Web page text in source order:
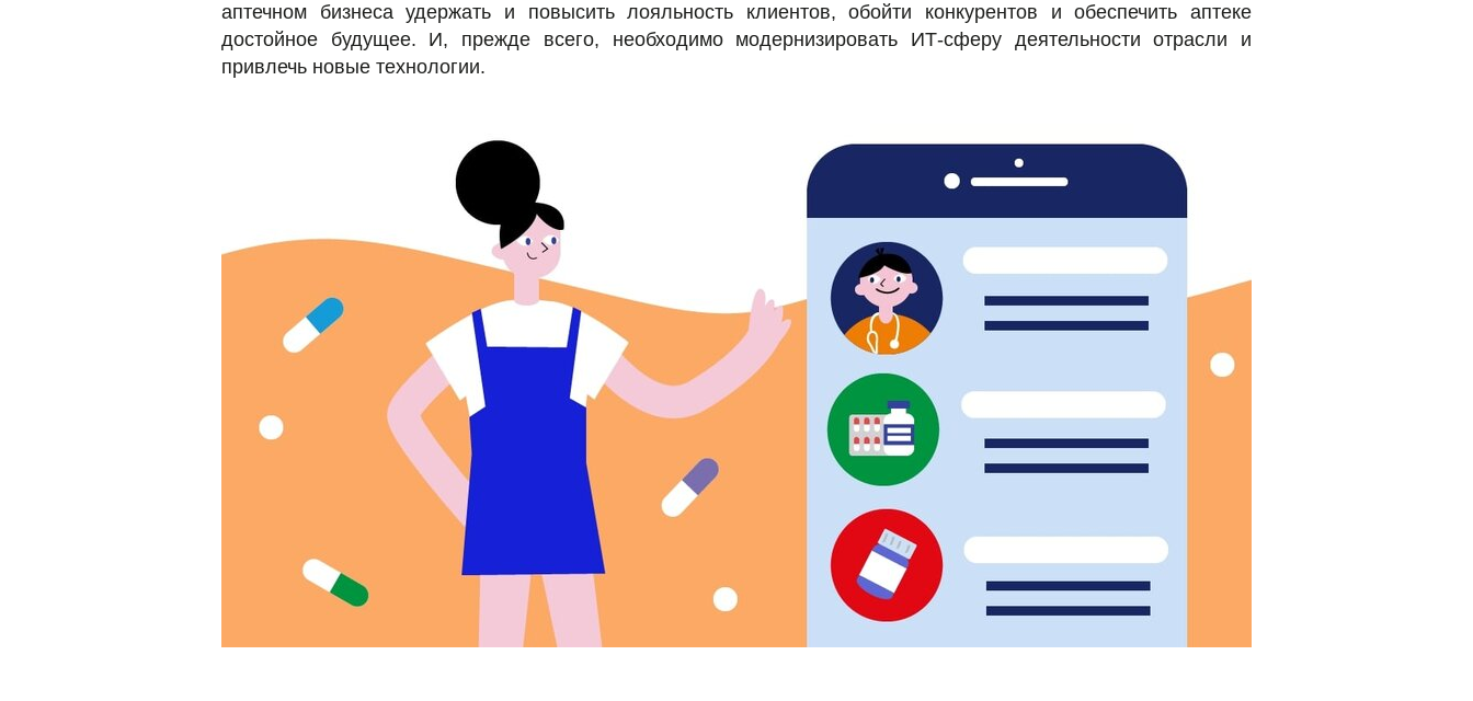
аптечном бизнеса удержать и повысить лояльность клиентов, обойти конкурентов и обеспечить аптеке
достойное будущее. И, прежде всего, необходимо модернизировать ИТ-сферу деятельности отрасли и
привлечь новые технологии.